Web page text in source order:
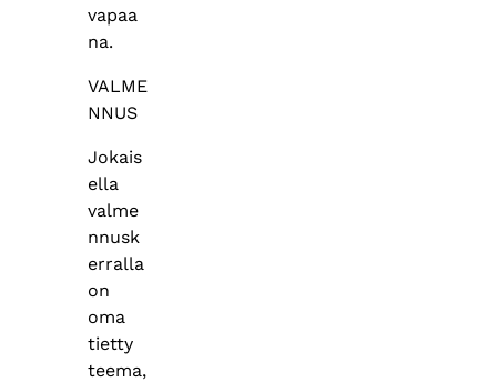
vapaa
na.
VALME
NNUS
Jokais
ella
valme
nnusk
erralla
on
oma
tietty
teema,